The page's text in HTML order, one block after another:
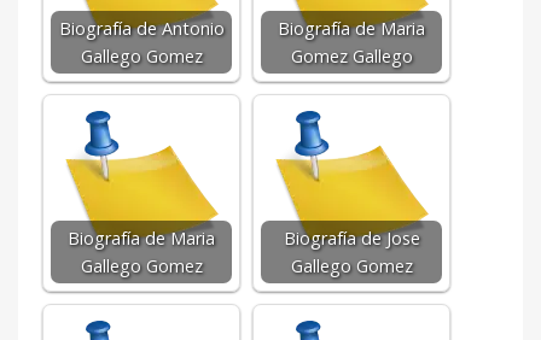
Biografía de Antonio
Gallego Gomez
Biografía de Maria
Gomez Gallego
Biografía de Maria
Gallego Gomez
Biografía de Jose
Gallego Gomez